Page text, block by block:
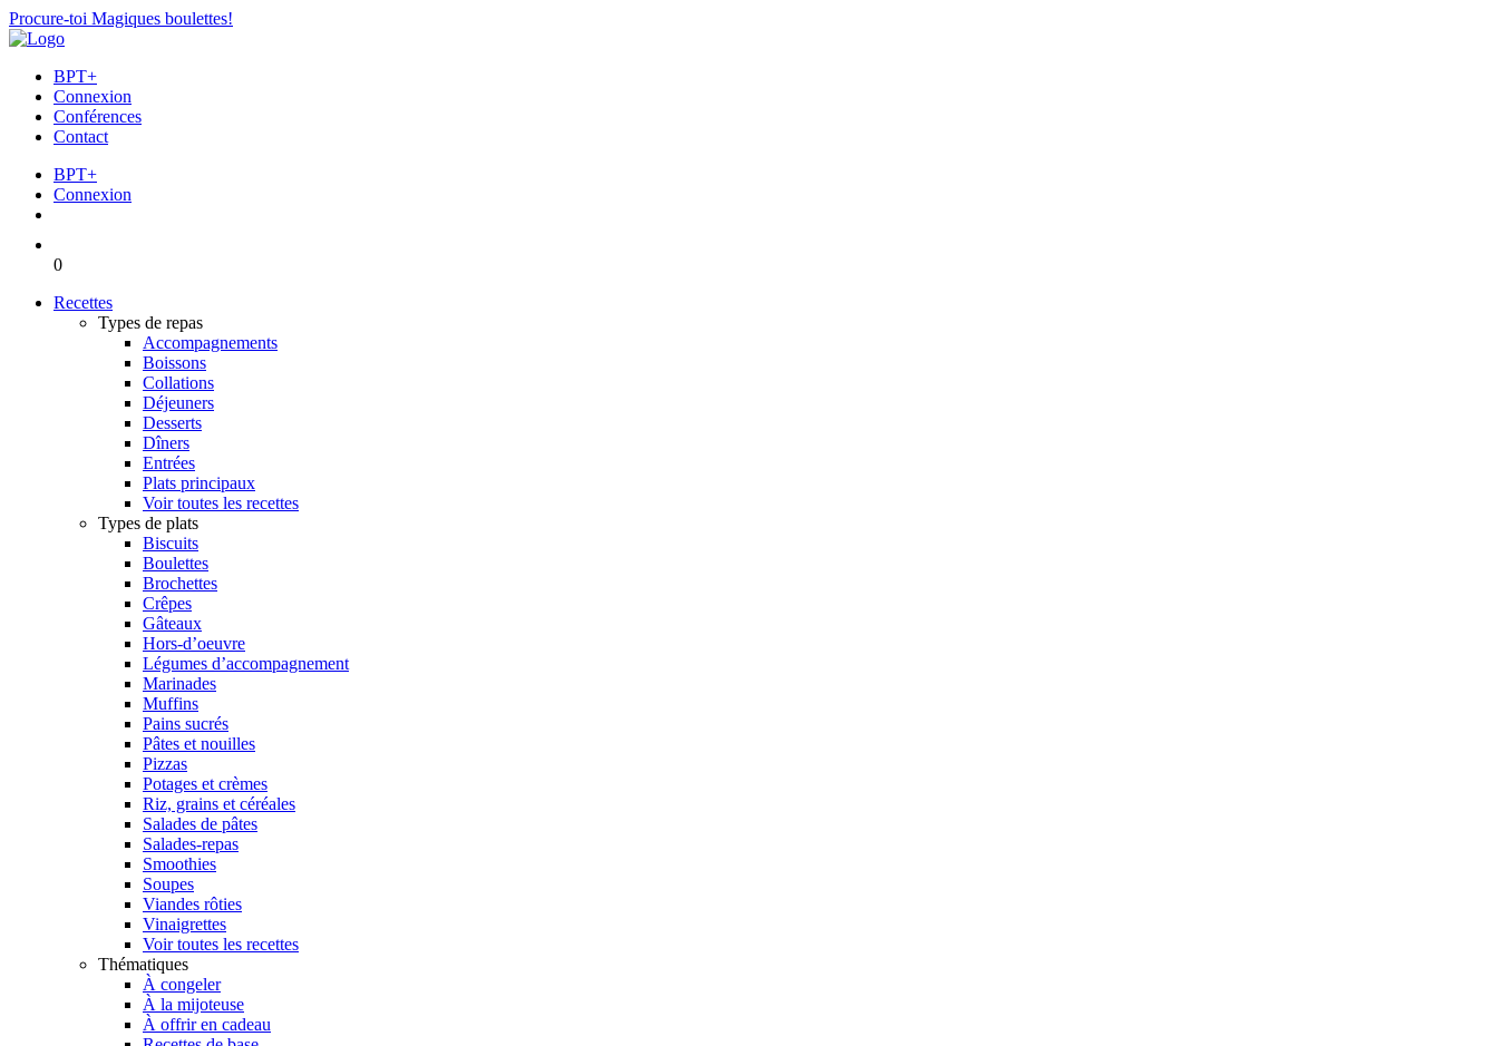
Procure-toi Magiques boulettes!
BPT+
Connexion
Conférences
Contact
BPT+
Connexion
0
Recettes
Types de repas
Accompagnements
Boissons
Collations
Déjeuners
Desserts
Dîners
Entrées
Plats principaux
Voir toutes les recettes
Types de plats
Biscuits
Boulettes
Brochettes
Crêpes
Gâteaux
Hors-d’oeuvre
Légumes d’accompagnement
Marinades
Muffins
Pains sucrés
Pâtes et nouilles
Pizzas
Potages et crèmes
Riz, grains et céréales
Salades de pâtes
Salades-repas
Smoothies
Soupes
Viandes rôties
Vinaigrettes
Voir toutes les recettes
Thématiques
À congeler
À la mijoteuse
À offrir en cadeau